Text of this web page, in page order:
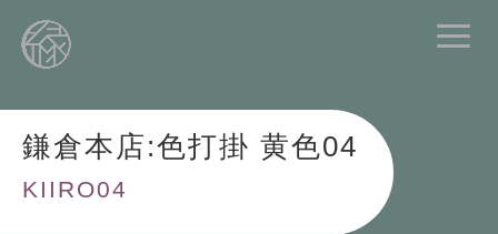
鎌倉本店:色打掛 黄色04
KIIRO04